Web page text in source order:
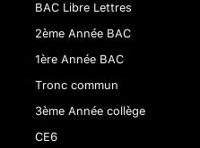
BAC Libre Lettres
2ème Année BAC
1ère Année BAC
Tronc commun
3ème Année collège
CE6